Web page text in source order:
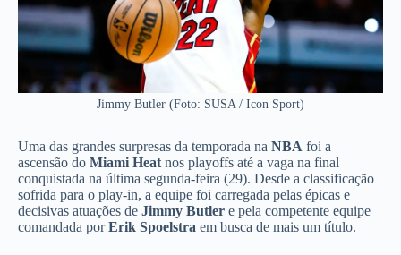
Jimmy Butler (Foto: SUSA / Icon Sport)
Uma das grandes surpresas da temporada na NBA foi a
ascensão do Miami Heat nos playoffs até a vaga na final
conquistada na última segunda-feira (29). Desde a classificação
sofrida para o play-in, a equipe foi carregada pelas épicas e
decisivas atuações de Jimmy Butler e pela competente equipe
comandada porErik Spoelstra em busca de mais um título.